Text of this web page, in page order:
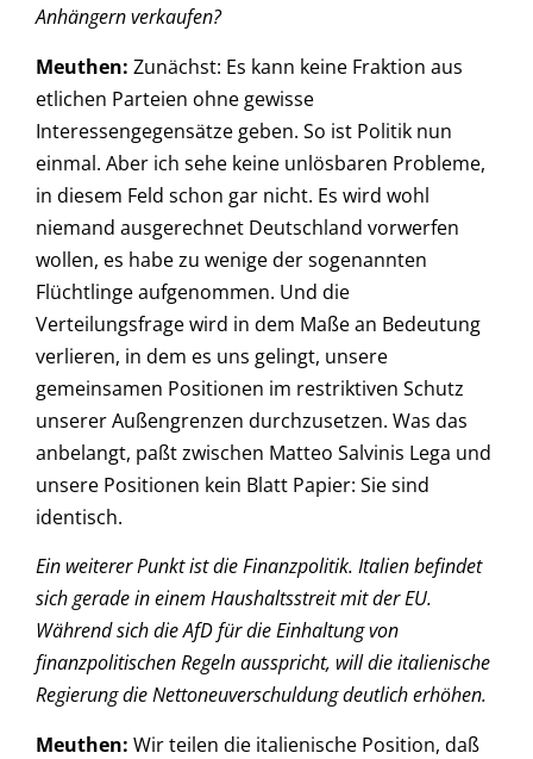
Anhängern verkaufen?
Meuthen: Zunächst: Es kann keine Fraktion aus
etlichen Parteien ohne gewisse
Interessengegensätze geben. So ist Politik nun
einmal. Aber ich sehe keine unlösbaren Probleme,
in diesem Feld schon gar nicht. Es wird wohl
niemand ausgerechnet Deutschland vorwerfen
wollen, es habe zu wenige der sogenannten
Flüchtlinge aufgenommen. Und die
Verteilungsfrage wird in dem Maße an Bedeutung
verlieren, in dem es uns gelingt, unsere
gemeinsamen Positionen im restriktiven Schutz
unserer Außengrenzen durchzusetzen. Was das
anbelangt, paßt zwischen Matteo Salvinis Lega und
unsere Positionen kein Blatt Papier: Sie sind
identisch.
Ein weiterer Punkt ist die Finanzpolitik. Italien befindet
sich gerade in einem Haushaltsstreit mit der EU.
Während sich die AfD für die Einhaltung von
finanzpolitischen Regeln ausspricht, will die italienische
Regierung die Nettoneuverschuldung deutlich erhöhen.
Meuthen: Wir teilen die italienische Position, daß